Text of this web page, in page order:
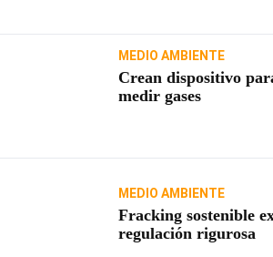
MEDIO AMBIENTE
Crean dispositivo
medir gases
MEDIO AMBIENTE
Fracking sostenible
regulación rigurosa